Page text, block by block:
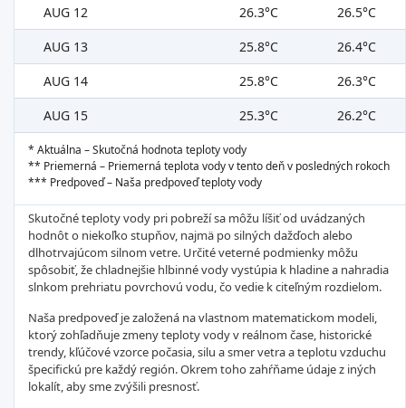
AUG 12 26.3°C
26.5°C
AUG 13
25.8°C
26.4°C
AUG 14
25.8°C
26.3°C
AUG 15
25.3°C 26.2°C
* Aktuálna – Skutočná hodnota teploty vody
** Priemerná – Priemerná teplota vody v tento deň v posledných rokoch
*** Predpoveď – Naša predpoveď teploty vody
Skutočné teploty vody pri pobreží sa môžu líšiť od uvádzaných
hodnôt o niekoľko stupňov, najmä po silných dažďoch alebo
dlhotrvajúcom silnom vetre. Určité veterné podmienky môžu
spôsobiť, že chladnejšie hlbinné vody vystúpia k hladine a nahradia
slnkom prehriatu povrchovú vodu, čo vedie k citeľným rozdielom.
Naša predpoveď je založená na vlastnom matematickom modeli,
ktorý zohľadňuje zmeny teploty vody v reálnom čase, historické
trendy, kľúčové vzorce počasia, silu a smer vetra a teplotu vzduchu
špecifickú pre každý región. Okrem toho zahŕňame údaje z iných
lokalít, aby sme zvýšili presnosť.